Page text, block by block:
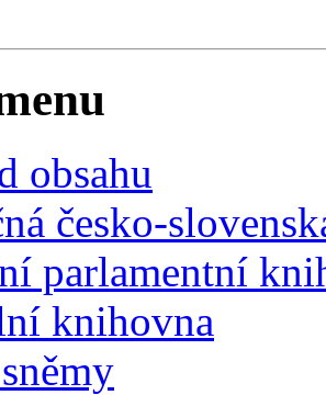
obsahu
česko-
parlamentní
knihovna